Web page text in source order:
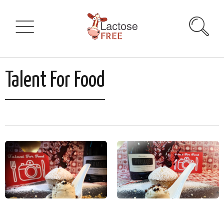
Talent For Food